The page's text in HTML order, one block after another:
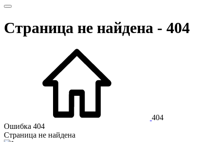
Страница не найдена - 404
404
Ошибка 404
Страница не найдена